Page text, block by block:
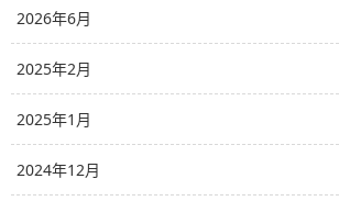
2026年6月
2025年2月
2025年1月
2024年12月